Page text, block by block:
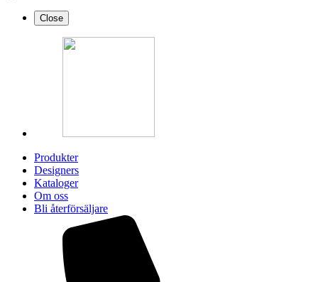
Close
Produkter
Designers
Kataloger
Om oss
Bli återförsäljare